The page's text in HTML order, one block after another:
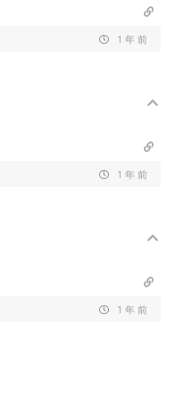
1 年 前
1 年 前
1 年 前